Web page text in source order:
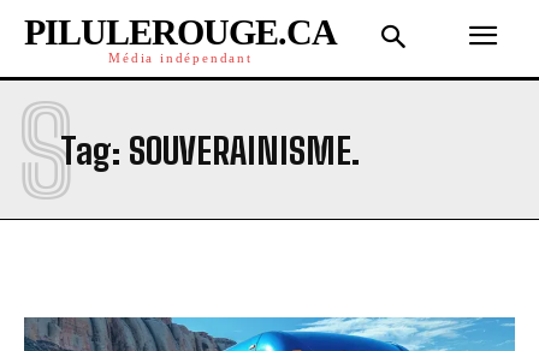
PILULEROUGE.CA
Média indépendant
Tag: SOUVERAINISME.
S